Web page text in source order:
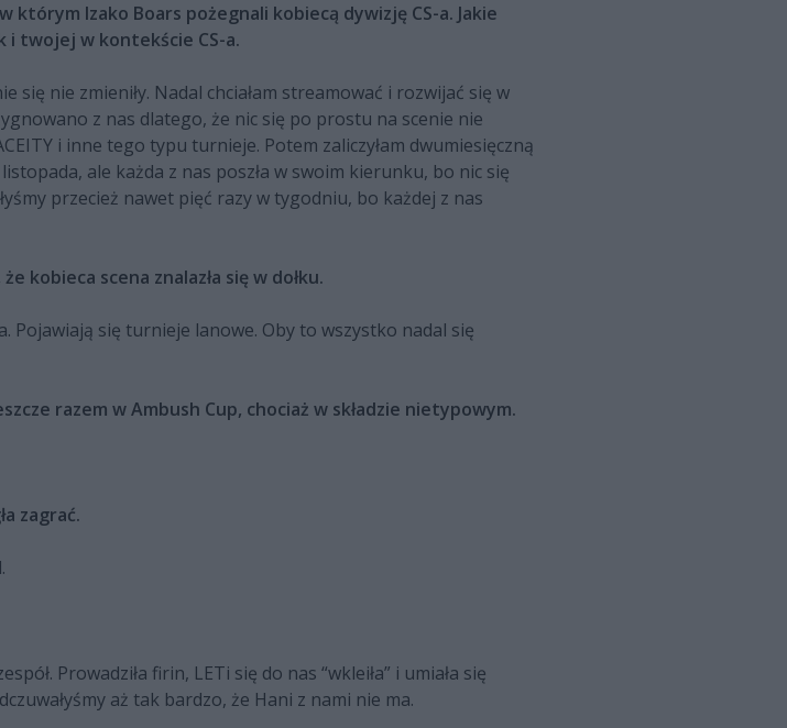
Izako Boars pożegnali kobiecą dywizję CS-a. Jakie
i twojej w kontekście CS-a.
się nie zmieniły. Nadal chciałam streamować i rozwijać się w
z nas dlatego, że nic się po prostu na scenie nie
i inne tego typu turnieje. Potem zaliczyłam dwumiesięczną
ale każda z nas poszła w swoim kierunku, bo nic się
przecież nawet pięć razy w tygodniu, bo każdej z nas
kobieca scena znalazła się w dołku.
Pojawiają się turnieje lanowe. Oby to wszystko nadal się
razem w Ambush Cup, chociaż w składzie nietypowym.
zagrać.
Prowadziła firin, LETi się do nas “wkleiła” i umiała się
aż tak bardzo, że Hani z nami nie ma.